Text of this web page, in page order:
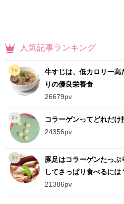
人気記事ランキング
牛すじは、低カロリー
りの優良栄養食
26679pv
コラーゲンってどれだけ
24356pv
豚足はコラーゲンたっ
してさっぱり食べるには
21386pv